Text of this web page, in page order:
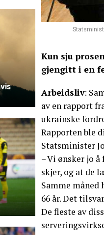
Kun sju
gjengitt i en
Arbeidsliv:
av en rapport
ukrainske
Rapporten ble
Statsminister
– Vi ønsker jo
skjer, og at de
Samme
66 år. Det
De fleste av